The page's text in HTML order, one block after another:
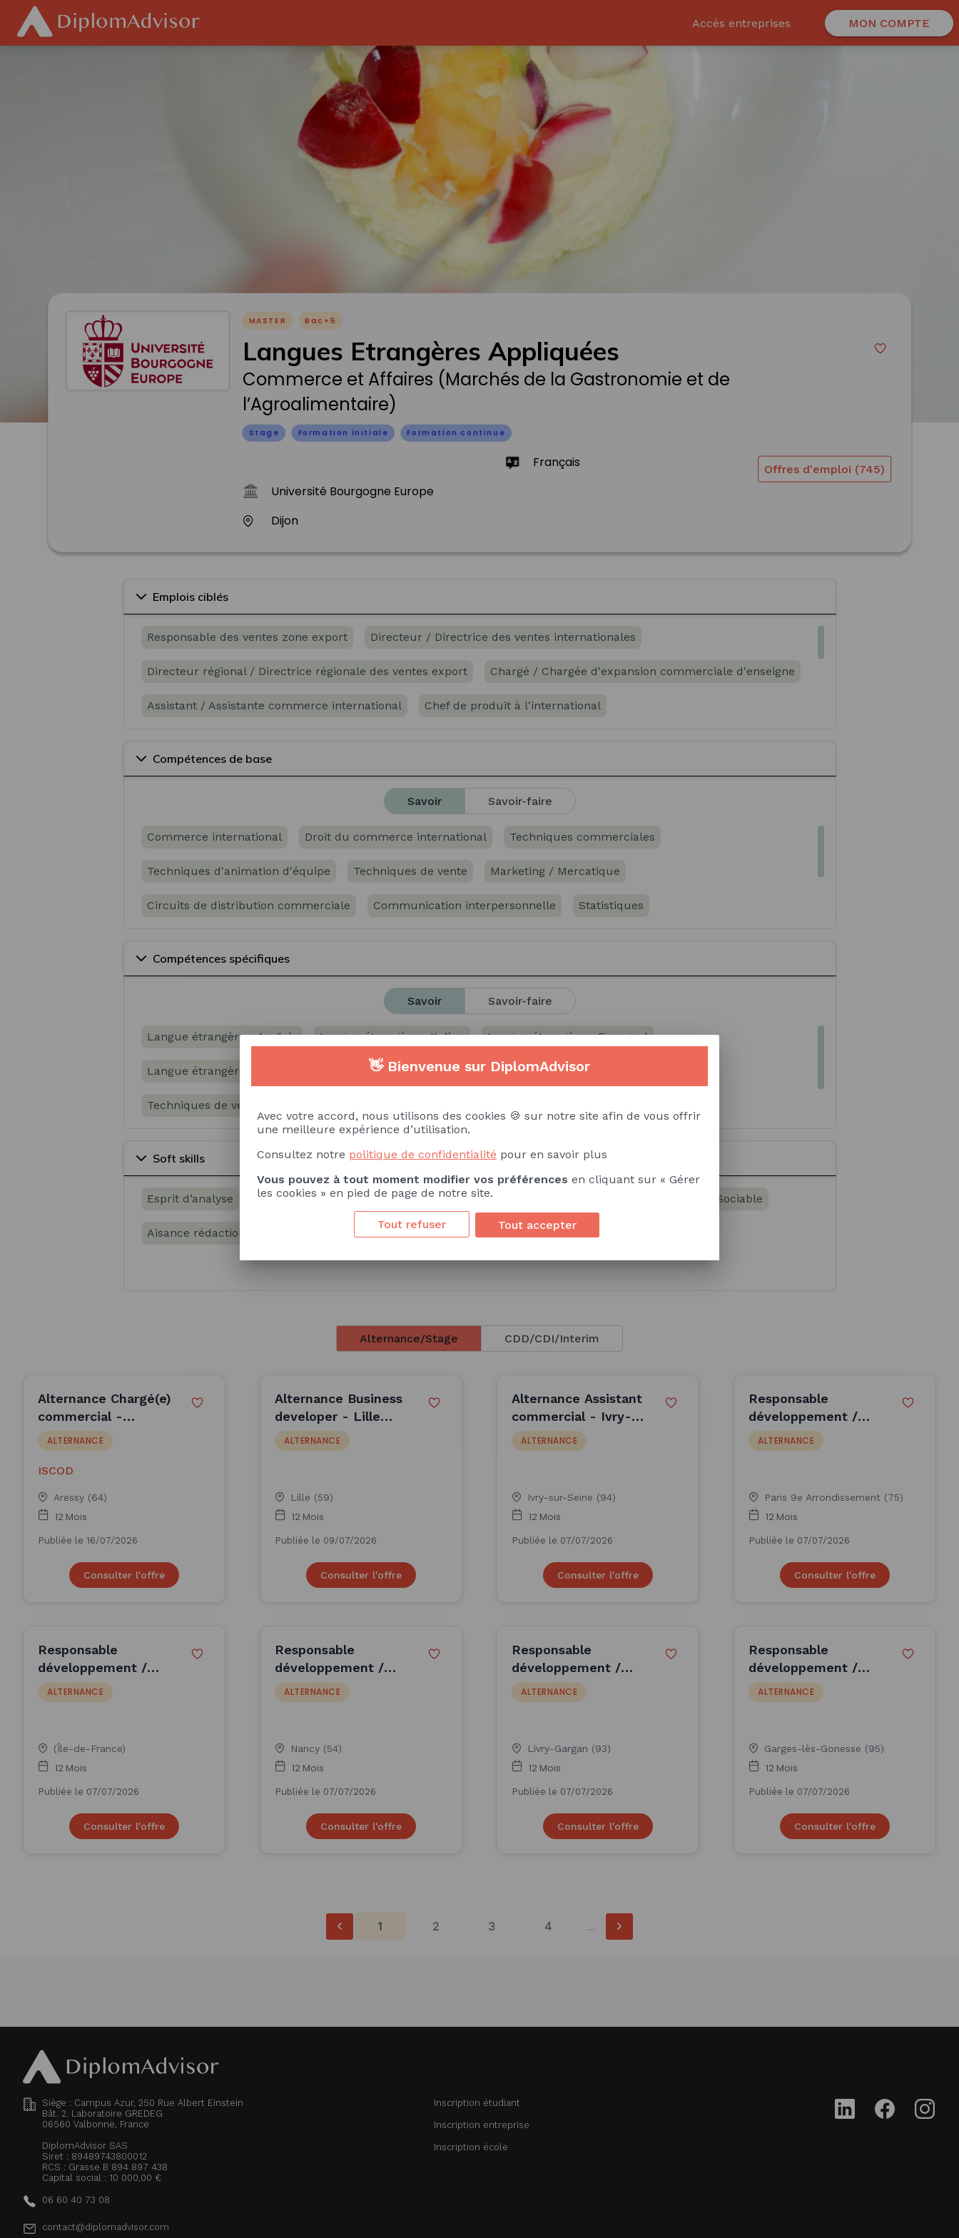
Accès entreprises MON COMPTE
MASTER Bac+5
Langues Etrangères Appliquées
Commerce et Affaires (Marchés de la Gastronomie et de
l’Agroalimentaire)
Stage Formation initiale Formation continue
Français
Université Bourgogne Europe
Dijon
Offres d'emploi (745)
Emplois ciblés
Responsable des ventes zone export Directeur / Directrice des ventes internationales
Directeur régional / Directrice régionale des ventes export Chargé / Chargée d'expansion commerciale d'enseigne
Assistant / Assistante commerce international Chef de produit à l'international
Acheteur international / Acheteuse internationale
Responsable commercial international / commerciale internationale
Attaché commercial / Attachée commerciale export Assistant / Assistante de direction bilingue
Responsable développement / Business Developer
Compétences de base
Savoir Savoir-faire
Commerce international Droit du commerce international Techniques commerciales
Techniques d'animation d'équipe Techniques de vente Marketing / Mercatique
Circuits de distribution commerciale Communication interpersonnelle Statistiques
Réglementation du commerce international (Incoterms, ...) Analyse financière Informatique de gestion
Compétences spécifiques
Savoir Savoir-faire
Langue étrangère - Anglais Langue étrangère - Italien Langue étrangère - Espagnol
Langue étrangère - Russe Gastronomie Agroalimentaire Communication professionnelle
Techniques de vente et négociation
Gestion commerciale, relation clients
Soft skills
Esprit d’analyse Aptitude à la négociation Clarté des communications Sociable
Aisance rédactionnelle Contact avec le public Respect des usages sociaux
Alternance/Stage CDD/CDI/Interim
Alternance Chargé(e)
commercial -
Business developer -
Idron (H/F)
ALTERNANCE
ISCOD
Aressy (64)
12 Mois
Publiée le 16/07/2026
Consulter l'offre
Alternance Business
developer - Lille
(F/H) (H/F)
ALTERNANCE
Lille (59)
12 Mois
Publiée le 09/07/2026
Consulter l'offre
Alternance Assistant
commercial - Ivry-
sur-Seine (F/H) (H/F)
ALTERNANCE
Ivry-sur-Seine (94)
12 Mois
Publiée le 07/07/2026
Consulter l'offre
Responsable
développement /
Business Developer
(H/F)
ALTERNANCE
Paris 9e Arrondissement (75)
12 Mois
Publiée le 07/07/2026
Consulter l'offre
Responsable
développement /
Business Developer
(H/F)
ALTERNANCE
(Île-de-France)
12 Mois
Publiée le 07/07/2026
Consulter l'offre
Responsable
développement /
Business Developer
(H/F)
ALTERNANCE
Nancy (54)
12 Mois
Publiée le 07/07/2026
Consulter l'offre
Responsable
développement /
Business Developer
(H/F)
ALTERNANCE
Livry-Gargan (93)
12 Mois
Publiée le 07/07/2026
Consulter l'offre
Responsable
développement /
Business Developer
(H/F)
ALTERNANCE
Garges-lès-Gonesse (95)
12 Mois
Publiée le 07/07/2026
Consulter l'offre
1 2 3 4 ...
Siège : Campus Azur, 250 Rue Albert Einstein
Bât. 2. Laboratoire GREDEG
06560 Valbonne, France
DiplomAdvisor SAS
Siret : 89489743800012
RCS : Grasse B 894 897 438
Capital social : 10 000,00 €
06 60 40 73 08
contact@diplomadvisor.com
Inscription étudiant
Inscription entreprise
Inscription école
👋 Bienvenue sur DiplomAdvisor
Avec votre accord, nous utilisons des cookies 🍪 sur notre site afin de vous offrir
une meilleure expérience d’utilisation.
Consultez notre politique de confidentialité pour en savoir plus
Vous pouvez à tout moment modifier vos préférences en cliquant sur « Gérer
les cookies » en pied de page de notre site.
Tout refuser Tout accepter